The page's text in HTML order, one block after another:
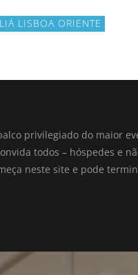
LISBOA ORIENTE
privilegiado do maior
todos – hóspedes e
neste site e pode